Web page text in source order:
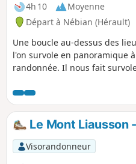
4h 10
Moyenne
Départ à Nébian (Hérault)
Une boucle au-dessus des
l'on survole en panoramique
randonnée. Il nous fait
jusqu'à la chapelle qui
Le Mont Liausson
Visorandonneur